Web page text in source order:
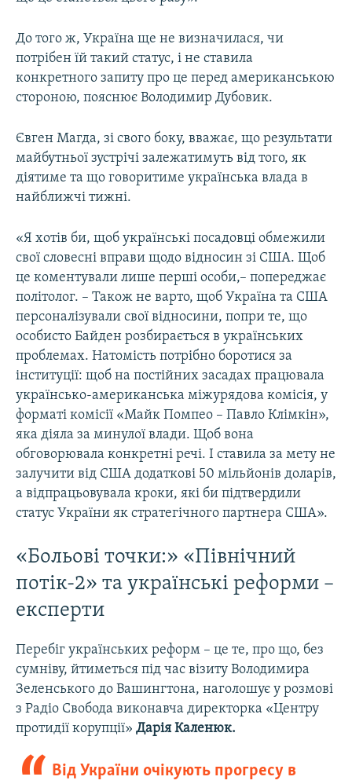
До того ж, Україна ще не визначилася, чи
потрібен їй такий статус, і не ставила
конкретного запиту про це перед американською
стороною, пояснює Володимир Дубовик.
Євген Магда, зі свого боку, вважає, що результати
майбутньої зустрічі залежатимуть від того, як
діятиме та що говоритиме українська влада в
найближчі тижні.
«Я хотів би, щоб українські посадовці обмежили
свої словесні вправи щодо відносин зі США. Щоб
це коментували лише перші особи,– попереджає
політолог. – Також не варто, щоб Україна та США
персоналізували свої відносини, попри те, що
особисто Байден розбирається в українських
проблемах. Натомість потрібно боротися за
інституції: щоб на постійних засадах працювала
українсько-американська міжурядова комісія, у
форматі комісії «Майк Помпео – Павло Клімкін»,
яка діяла за минулої влади. Щоб вона
обговорювала конкретні речі. І ставила за мету не
залучити від США додаткові 50 мільйонів доларів,
а відпрацьовувала кроки, які би підтвердили
статус України як стратегічного партнера США».
«Больові точки:» «Північний
потік-2» та українські реформи –
експерти
Перебіг українських реформ – це те, про що, без
сумніву, йтиметься під час візиту Володимира
Зеленського до Вашингтона, наголошує у розмові
з Радіо Свобода виконавча директорка «Центру
протидії корупції» Дарія Каленюк.
Від України очікують прогресу в